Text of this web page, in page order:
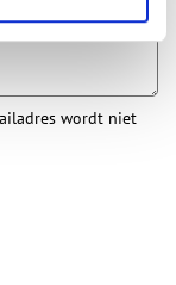
wordt niet